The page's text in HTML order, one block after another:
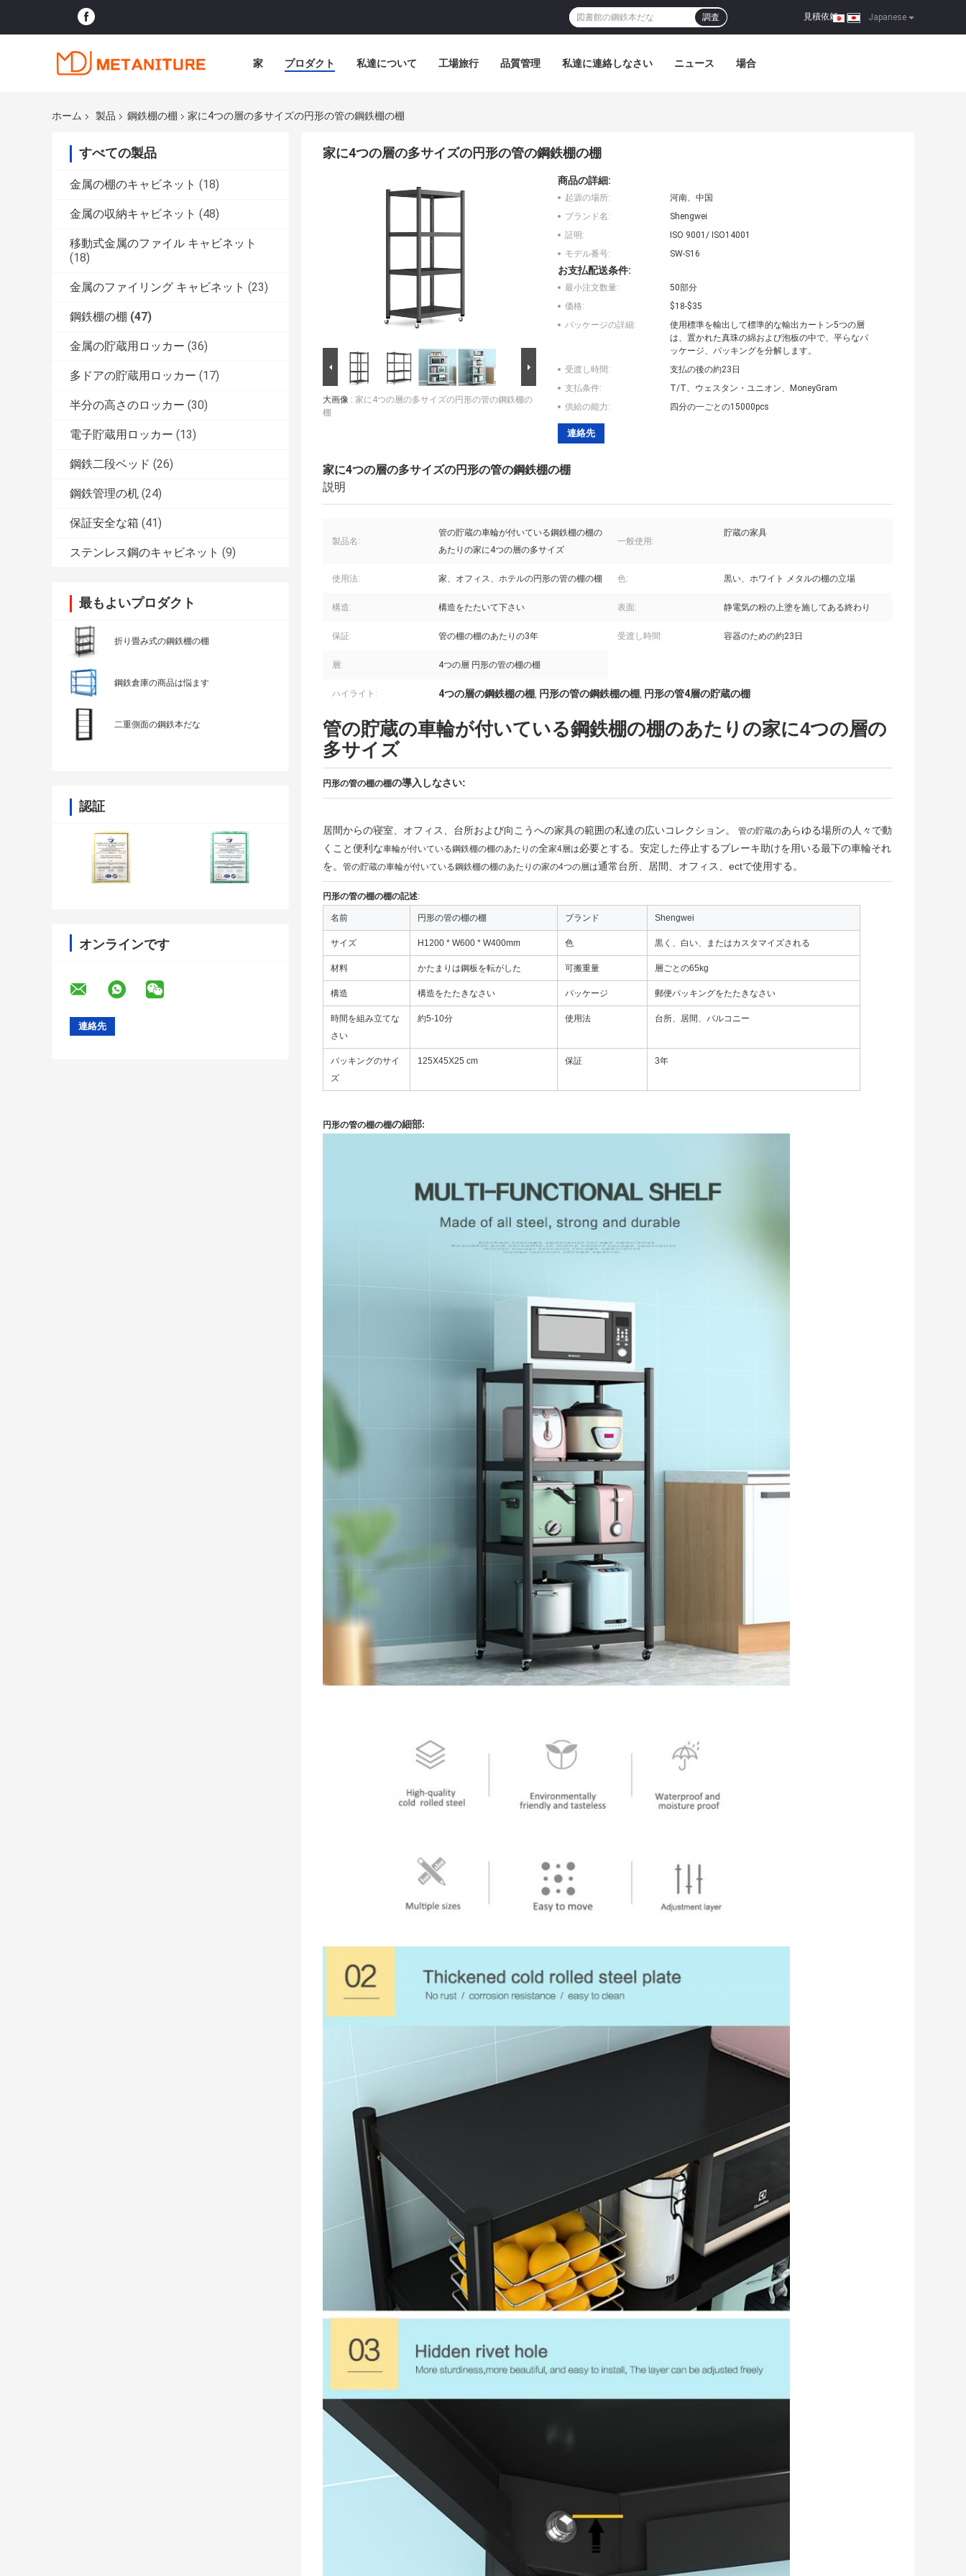
Japanese
見積依頼 |
調査
家 プロダクト 私達について 工場旅行 品質管理 私達に連絡しなさい ニュース 場合
ホーム 製品 鋼鉄棚の棚 家に4つの層の多サイズの円形の管の鋼鉄棚の棚
すべての製品
金属の棚のキャビネット (18)
金属の収納キャビネット (48)
移動式金属のファイル キャビネット
(18)
金属のファイリング キャビネット (23)
鋼鉄棚の棚 (47)
金属の貯蔵用ロッカー (36)
多ドアの貯蔵用ロッカー (17)
半分の高さのロッカー (30)
電子貯蔵用ロッカー (13)
鋼鉄二段ベッド (26)
鋼鉄管理の机 (24)
保証安全な箱 (41)
ステンレス鋼のキャビネット (9)
最もよいプロダクト
折り畳み式の鋼鉄棚の棚
鋼鉄倉庫の商品は悩ます
二重側面の鋼鉄本だな
認証
オンラインです
家に4つの層の多サイズの円形の管の鋼鉄棚の棚
大画像 : 家に4つの層の多サイズの円形の管の鋼鉄棚の
棚
商品の詳細:
起源の場所:
河南、中国
ブランド名:
Shengwei
証明:
ISO 9001/ ISO14001
モデル番号:
SW-S16
お支払配送条件:
最小注文数量:
50部分
価格:
$18-$35
パッケージの詳細:
使用標準を輸出して標準的な輸出カートン5つの層
は、置かれた真珠の綿および泡板の中で、平らなパ
ッケージ、パッキングを分解します。
受渡し時間:
支払の後の約23日
支払条件:
T/T、ウェスタン・ユニオン、MoneyGram
供給の能力:
四分の一ごとの15000pcs
連絡先
家に4つの層の多サイズの円形の管の鋼鉄棚の棚
説明
製品名:
管の貯蔵の車輪が付いている鋼鉄棚の棚の
あたりの家に4つの層の多サイズ
一般使用:
貯蔵の家具
使用法: 家、オフィス、ホテルの円形の管の棚の棚 色: 黒い、ホワイト メタルの棚の立場
構造: 構造をたたいて下さい 表面: 静電気の粉の上塗を施してある終わり
保証: 管の棚の棚のあたりの3年 受渡し時間: 容器のための約23日
層: 4つの層 円形の管の棚の棚
ハイライト: 4つの層の鋼鉄棚の棚, 円形の管の鋼鉄棚の棚, 円形の管4層の貯蔵の棚
管の貯蔵の車輪が付いている鋼鉄棚の棚のあたりの家に4つの層の
多サイズ
円形の管の棚の棚の導入しなさい:
居間からの寝室、オフィス、台所および向こうへの家具の範囲の私達の広いコレクション。 管の貯蔵のあらゆる場所の人々で動
くこと便利な車輪が付いている鋼鉄棚の棚のあたりの全家4層は必要とする。安定した停止するブレーキ助けを用いる最下の車輪それ
を。 管の貯蔵の車輪が付いている鋼鉄棚の棚のあたりの家の4つの層は通常台所、居間、オフィス、ectで使用する。
円形の管の棚の棚の記述:
名前 円形の管の棚の棚 ブランド Shengwei
サイズ H1200 * W600 * W400mm 色 黒く、白い、またはカスタマイズされる
材料 かたまりは鋼板を転がした 可搬重量 層ごとの65kg
構造 構造をたたきなさい パッケージ 郵便パッキングをたたきなさい
時間を組み立てな
さい
約5-10分 使用法 台所、居間、バルコニー
パッキングのサイ
ズ
125X45X25 cm 保証 3年
円形の管の棚の棚の細部: